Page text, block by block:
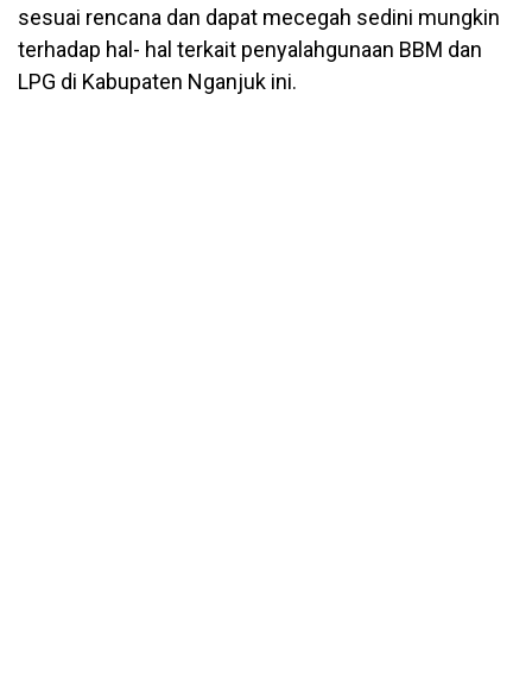
sesuai rencana dan dapat mecegah sedini mungkin
terhadap hal- hal terkait penyalahgunaan BBM dan
LPG di Kabupaten Nganjuk ini.